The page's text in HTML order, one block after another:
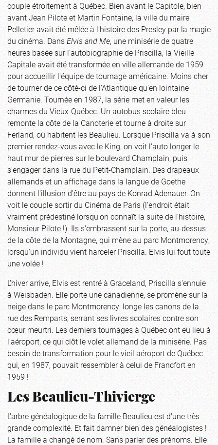
couple étroitement à Québec. Bien avant le Capitole, bien
avant Jean Pilote et Martin Fontaine, la ville du maire
Pelletier avait été mêlée à l'histoire des Presley par la magie
du cinéma. DansElvis and Me, une minisérie de quatre
heures basée sur l'autobiographie de Priscilla, la Vieille
Capitale avait été transformée en ville allemande de 1959
pour accueillir l'équipe de tournage américaine. Moins cher
de tourner de ce côté-ci de l'Atlantique qu'en lointaine
Germanie. Tournée en 1987, la série met en valeur les
charmes du Vieux-Québec. Un autobus scolaire bleu
remonte la côte de la Canoterie et tourne à droite sur
Ferland, où habitent les Beaulieu. Lorsque Priscilla va à son
premier rendez-vous avec le King, on voit l'auto longer le
haut mur de pierres sur le boulevard Champlain, puis
s'engager dans la rue du Petit-Champlain. Des drapeaux
allemands et un affichage dans la langue de Goethe
donnent l'illusion d'être au pays de Konrad Adenauer. On
voit le couple sortir du Cinéma de Paris (l'endroit était
vraiment prédestiné lorsqu'on connaît la suite de l'histoire,
Monsieur Pilote !). Ils s'embrassent sur la porte, au-dessus
de la côte de la Montagne, qui mène au parc Montmorency,
lorsqu'un individu vient harceler Priscilla. Elvis lui fout toute
une volée !
L'hiver arrive, Elvis est rentré à Graceland, Priscilla s'ennuie
à Weisbaden. Elle porte une canadienne, se promène sur la
neige dans le parc Montmorency, longe les canons de la
rue des Remparts, serrant ses livres scolaires contre son
cœur meurtri. Les derniers tournages à Québec ont eu lieu à
l'aéroport, ce qui clôt le volet allemand de la minisérie. Pas
besoin de transformation pour le vieil aéroport de Québec
qui, en 1987, pouvait ressembler à celui de Francfort en
1959 !
Les Beaulieu-Thivierge
L'arbre généalogique de la famille Beaulieu est d'une très
grande complexité. Et fait damner bien des généalogistes !
La famille a changé de nom. Sans parler des prénoms. Elle